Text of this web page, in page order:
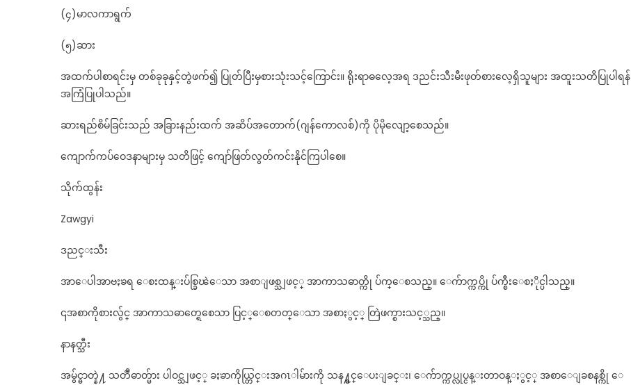
(၄)မာလကာရွက်
(၅)ဆား
အထက်ပါစာရင်းမှ တစ်ခုခုနှင့်တွဲဖက်၍ ပြုတ်ပြီးမှစားသုံးသင့်ကြောင်း။ ရိုးရာဓလေ့အရ ဒညင်းသီးမီးဖုတ်စားလေ့ရှိသူများ အထူးသတိပြုပါရန်
အကြံပြုပါသည်။
ဆားရည်စိမ်ခြင်းသည် အခြားနည်းထက် အဆိပ်အတောက်(ဂျန်ကောလစ်)ကို ပိုမိုလျော့စေသည်။
ကျောက်ကပ်ဝေဒနာများမှ သတိဖြင့် ကျော်ဖြတ်လွတ်ကင်းနိုင်ကြပါစေ။
သိုက်ထွန်း
Zawgyi
ဒညင္းသီး
အာေပါအာဗႏၶရ ေစးထန္းပ်စ္ခြၽဲေသာ အစာျဖစ္သျဖင့္ အာကာသဓာတ္ကို ပ်က္ေစသည္။ ေက်ာက္ကပ္ကို ပ်က္စီးေစႏိုင္ပါသည္။
၎အစာကိုစားလွ်င္ အာကာသဓာတ္ရေစေသာ ပြင့္ေစတတ္ေသာ အစာႏွင့္ တြဲဖက္စားသင့္သည္။
နာနတ္သီး
အမွ်င္ဓာတ္နဲ႔ သတၱဳဓာတ္မ်ား ပါဝင္သျဖင့္ ခႏၶာကိုယ္တြင္းအဂၤါမ်ားကို သန႔္စင္ေပးျခင္း၊ ေက်ာက္ကပ္လုပ္ငန္းတာဝန္ႏွင့္ အစာေျခစနစ္ကို ေ